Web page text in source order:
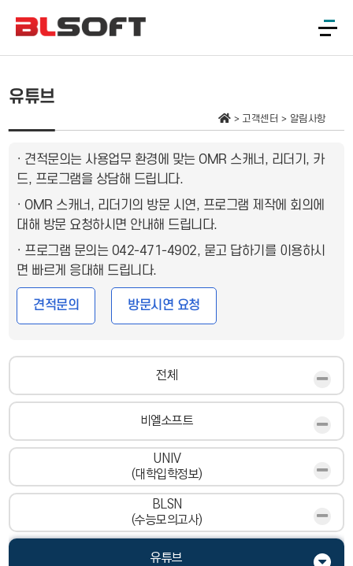
유튜브
고객센터 알림사항
· 견적문의는 사용업무 환경에 맞는 OMR 스캐너, 리더기, 카
드, 프로그램을 상담해 드립니다.
· OMR 스캐너, 리더기의 방문 시연, 프로그램 제작에 회의에
대해 방문 요청하시면 안내해 드립니다.
· 프로그램 문의는 042-471-4902, 묻고 답하기를 이용하시
면 빠르게 응대해 드립니다.
견적문의 방문시연 요청
전체
비엘소프트
UNIV
(대학입학정보)
BLSN
(수능모의고사)
유튜브